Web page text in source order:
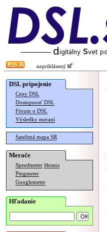
neprihlásený
DSL pripojenie
Ceny DSL
Dostupnosť DSL
Fórum o DSL
Výsledky meraní
Satelitná mapa SR
Merače
Speedmeter Merania
Pingmeter
Googlemeter
Hľadanie